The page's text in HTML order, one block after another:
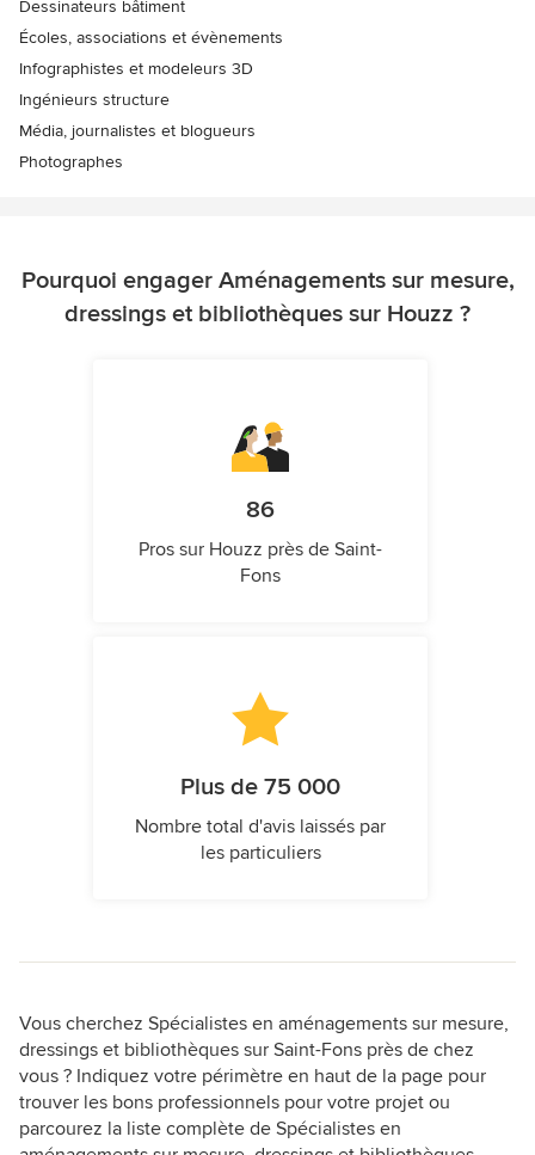
Dessinateurs bâtiment
Écoles, associations et évènements
Infographistes et modeleurs 3D
Ingénieurs structure
Média, journalistes et blogueurs
Photographes
Pourquoi engager Aménagements sur mesure,
dressings et bibliothèques sur Houzz ?
86
Pros sur Houzz près de Saint-
Fons
Plus de 75 000
Nombre total d'avis laissés par
les particuliers
Vous cherchez Spécialistes en aménagements sur mesure,
dressings et bibliothèques sur Saint-Fons près de chez
vous ? Indiquez votre périmètre en haut de la page pour
trouver les bons professionnels pour votre projet ou
parcourez la liste complète de Spécialistes en